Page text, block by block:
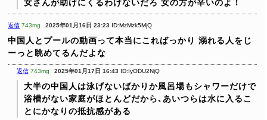
女さんが助けにくるわけないだろ 女の方が辛いのよ！
返信 743mg 2025年01月16日 23:23 ID:MzMzk5MjQ
中国人とプールの動画って本当にこればっかり 溺れる人をじ
ーっと眺めてるんだよな
返信 743mg 2025年01月17日 16:43 ID:IyODU2NjQ
大半の中国人は泳げないばかりか風呂場もシャワーだけで
浴槽がない家庭がほとんどだから､あいつらは水に入るこ
とにかなりの抵抗感がある